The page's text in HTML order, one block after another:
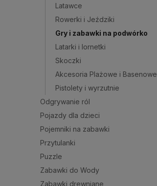
Latawce
Rowerki i Jeździki
Gry i zabawki na podwórko
Latarki i lornetki
Skoczki
Akcesoria Plażowe i Basenowe
Pistolety i wyrzutnie
Odgrywanie ról
Pojazdy dla dzieci
Pojemniki na zabawki
Przytulanki
Puzzle
Zabawki do Wody
Zabawki drewniane